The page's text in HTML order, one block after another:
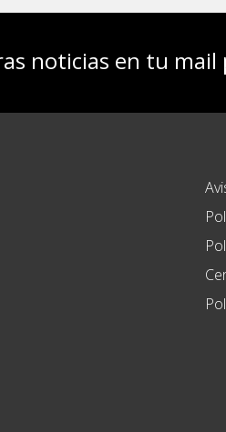
noticias en tu